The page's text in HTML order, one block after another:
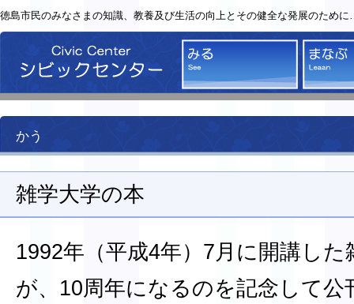
徳島市民のみなさまの知識、教養及び生活の向上とその健全な発展のため
シビックセンター
みる
かう
雑学大学の本
1992年（平成4年）7月に開講した
が、10周年になるのを記念して公